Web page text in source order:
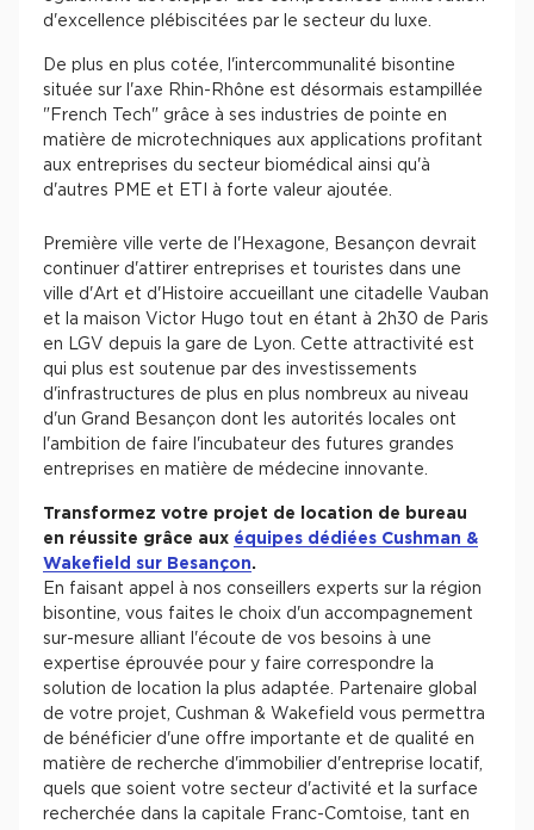
d'excellence plébiscitées par le secteur du luxe.
De plus en plus cotée, l'intercommunalité bisontine
située sur l'axe Rhin-Rhône est désormais estampillée
"French Tech" grâce à ses industries de pointe en
matière de microtechniques aux applications profitant
aux entreprises du secteur biomédical ainsi qu'à
d'autres PME et ETI à forte valeur ajoutée.
Première ville verte de l'Hexagone, Besançon devrait
continuer d'attirer entreprises et touristes dans une
ville d'Art et d'Histoire accueillant une citadelle Vauban
et la maison Victor Hugo tout en étant à 2h30 de Paris
en LGV depuis la gare de Lyon. Cette attractivité est
qui plus est soutenue par des investissements
d'infrastructures de plus en plus nombreux au niveau
d'un Grand Besançon dont les autorités locales ont
l'ambition de faire l'incubateur des futures grandes
entreprises en matière de médecine innovante.
Transformez votre projet de location de bureau
en réussite grâce aux équipes dédiées Cushman &
Wakefield sur Besançon.
En faisant appel à nos conseillers experts sur la région
bisontine, vous faites le choix d'un accompagnement
sur-mesure alliant l'écoute de vos besoins à une
expertise éprouvée pour y faire correspondre la
solution de location la plus adaptée. Partenaire global
de votre projet, Cushman & Wakefield vous permettra
de bénéficier d'une offre importante et de qualité en
matière de recherche d'immobilier d'entreprise locatif,
quels que soient votre secteur d'activité et la surface
recherchée dans la capitale Franc-Comtoise, tant en